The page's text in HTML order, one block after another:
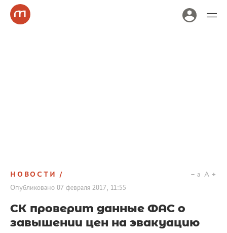
НОВОСТИ
Опубликовано 07 февраля 2017, 11:55
a A
СК проверит данные ФАС о
завышении цен на эвакуацию